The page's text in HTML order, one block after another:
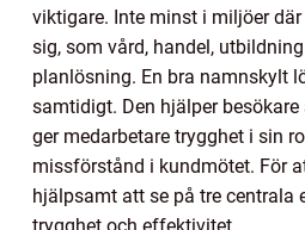
viktigare. Inte minst i miljöer
sig, som vård, handel,
planlösning. En bra namnskylt
samtidigt. Den hjälper besökare
ger medarbetare trygghet i sin
missförstånd i kundmötet. För
hjälpsamt att se på tre centrala